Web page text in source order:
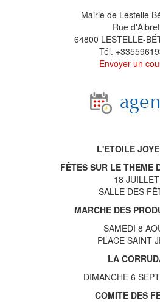
Mairie de Lestelle
Rue d'Albret
64800 LESTELLE-
Tél.
Envoyer un
L'ETOILE
FÊTES SUR LE THEME
18 JUILLET
SALLE DES
MARCHE DES
SAMEDI 8
PLACE SAINT
LA
DIMANCHE 6
COMITE DES